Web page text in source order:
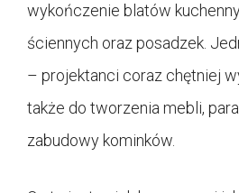
wykończenie blatów
ściennych oraz posadzek.
– projektanci coraz chętniej
także do tworzenia mebli,
zabudowy kominków.